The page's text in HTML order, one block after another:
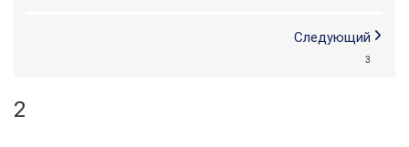
Следующий
3
2